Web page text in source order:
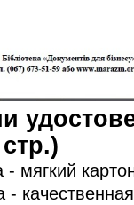
мягкий